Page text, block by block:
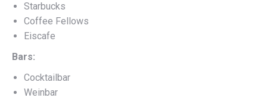
Starbucks
Coffee Fellows
Eiscafe
Bars:
Cocktailbar
Weinbar